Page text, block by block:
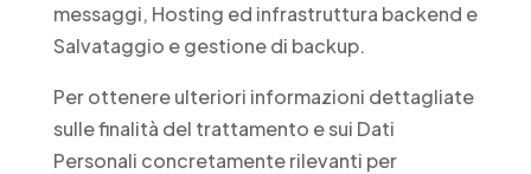
messaggi, Hosting ed infrastruttura backend e
Salvataggio e gestione di backup.
Per ottenere ulteriori informazioni dettagliate
sulle finalità del trattamento e sui Dati
Personali concretamente rilevanti per